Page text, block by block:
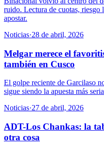
ruido. Lectura de cuotas, riesgo
apostar.
Noticias·28 de abril, 2026
Melgar merece el
también en Cusco
El golpe reciente de Garcilaso
sigue siendo la apuesta más
Noticias·27 de abril, 2026
ADT-Los Chankas: la
otra cosa